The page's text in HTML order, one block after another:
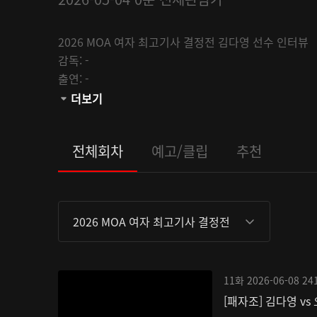
2026 MOA 여자 최고기사 결정전 김다영 선수 인터뷰
감독: -
출연: -
채널:MOA
더보기
전체회차 예고/클립 추천
2026 MOA 여자 최고기사 결정전
11화 2026-06-08
[패자조] 김다영 vs